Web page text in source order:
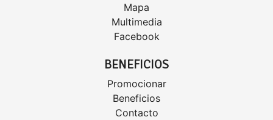
Mapa
Multimedia
Facebook
BENEFICIOS
Promocionar
Beneficios
Contacto